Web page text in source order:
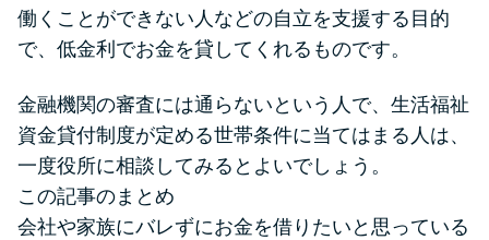
働くことができない人などの自立を支援する目的
で、低金利でお金を貸してくれるものです。
金融機関の審査には通らないという人で、生活福祉
資金貸付制度が定める世帯条件に当てはまる人は、
一度役所に相談してみるとよいでしょう。
この記事のまとめ
会社や家族にバレずにお金を借りたいと思っている